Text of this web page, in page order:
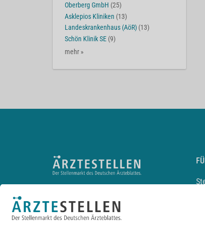
Oberberg GmbH (25)
Asklepios Kliniken (13)
Landeskrankenhaus (AöR) (13)
Schön Klinik SE (9)
mehr »